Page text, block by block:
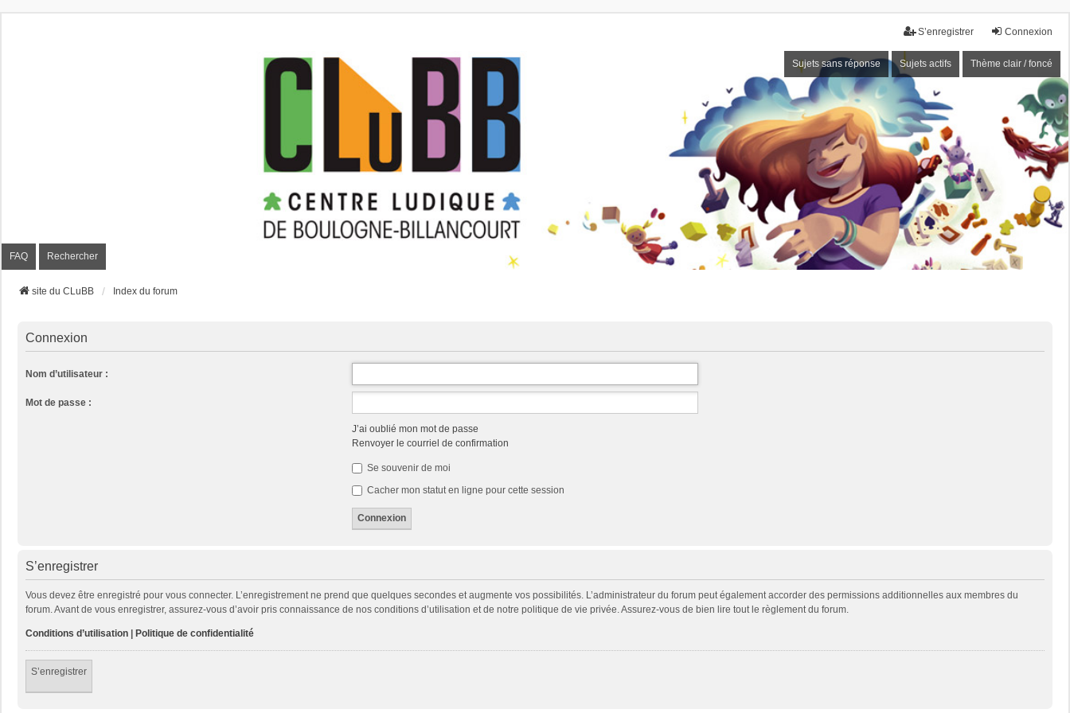
Connexion
S’enregistrer
Sujets sans réponse Sujets actifs Thème clair / foncé
FAQ Rechercher
site du CLuBB Index du forum
Connexion
Nom d’utilisateur :
Mot de passe :
J’ai oublié mon mot de passe
Renvoyer le courriel de confirmation
Se souvenir de moi
Cacher mon statut en ligne pour cette session
S’enregistrer
Vous devez être enregistré pour vous connecter. L’enregistrement ne prend que quelques secondes et augmente vos possibilités. L’administrateur du forum peut également accorder des permissions additionnelles aux membres du
forum. Avant de vous enregistrer, assurez-vous d’avoir pris connaissance de nos conditions d’utilisation et de notre politique de vie privée. Assurez-vous de bien lire tout le règlement du forum.
Conditions d’utilisation | Politique de confidentialité
S’enregistrer